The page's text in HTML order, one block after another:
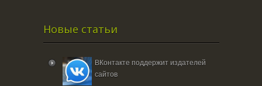
Новые статьи
ВКонтакте поддержит издателей
сайтов